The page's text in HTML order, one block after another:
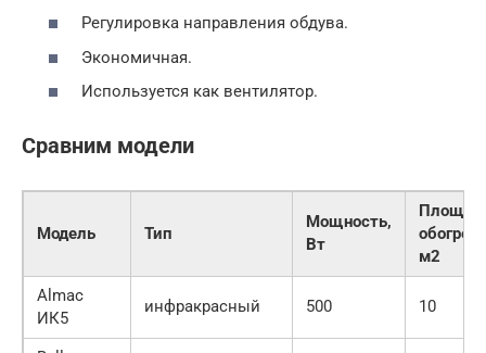
Регулировка направления обдува.
Экономичная.
Используется как вентилятор.
Сравним модели
Модель Тип
Мощность,
Вт
м2
Almac
ИК5
инфракрасный 500 10